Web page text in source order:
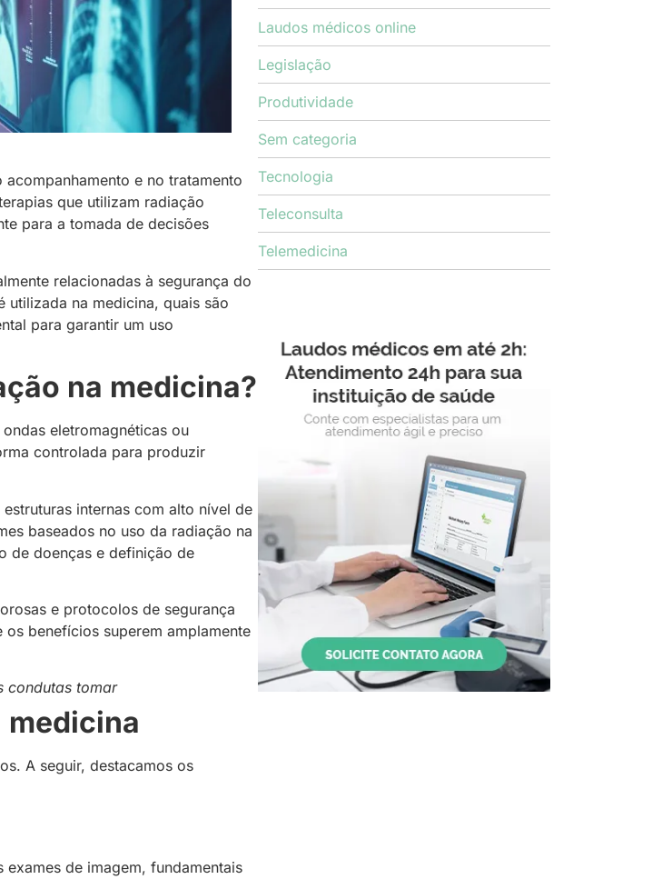
e no tratamento
que utilizam radiação
para a tomada de decisões
relacionadas à segurança do
utilizada na medicina, quais são
para garantir um uso
na medicina?
eletromagnéticas ou
controlada para produzir
internas com alto nível de
baseados no uso da radiação na
de doenças e definição de
e protocolos de segurança
benefícios superem amplamente
condutas tomar
medicina
A seguir, destacamos os
de imagem, fundamentais
Laudos médicos online
Legislação
Produtividade
Sem categoria
Tecnologia
Teleconsulta
Telemedicina